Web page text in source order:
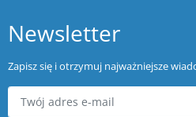
Newsletter
Zapisz się i otrzymuj najważniejsze